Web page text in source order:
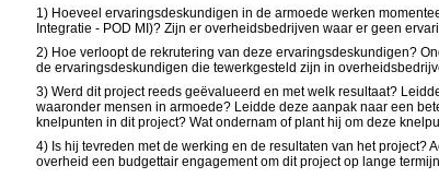
1) Hoeveel ervaringsdeskundigen in de armoede werken
Integratie - POD MI)? Zijn er overheidsbedrijven waar er geen
2) Hoe verloopt de rekrutering van deze ervaringsdeskundigen?
de ervaringsdeskundigen die tewerkgesteld zijn in
3) Werd dit project reeds geëvalueerd en met welk resultaat?
waaronder mensen in armoede? Leidde deze aanpak naar een
knelpunten in dit project? Wat ondernam of plant hij om deze
4) Is hij tevreden met de werking en de resultaten van het
overheid een budgettair engagement om dit project op lange